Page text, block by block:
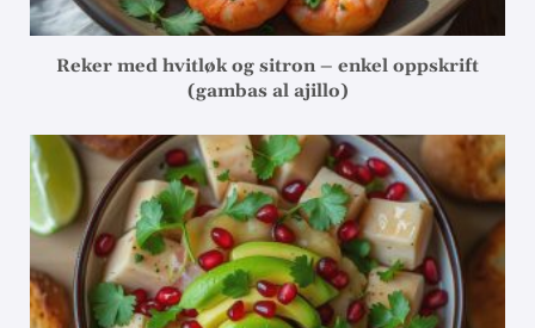
Reker med hvitløk og sitron – enkel oppskrift
(gambas al ajillo)